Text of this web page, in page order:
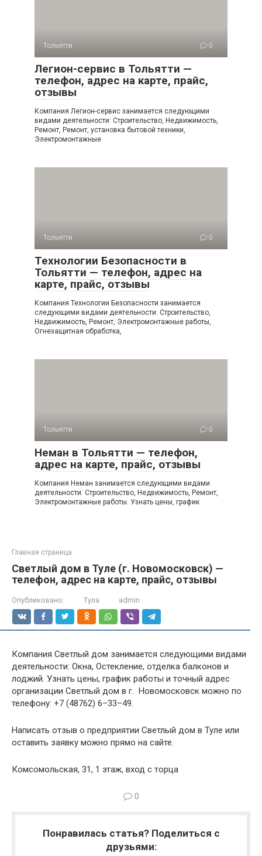
Тольятти 0
Легион-сервис в Тольятти —
телефон, адрес на карте, прайс,
отзывы
Компания Легион-сервис занимается следующими
видами деятельности: Строительство, Недвижимость,
Ремонт, Ремонт, установка бытовой техники,
Электромонтажные
Тольятти 0
Технологии Безопасности в
Тольятти — телефон, адрес на
карте, прайс, отзывы
Компания Технологии Безопасности занимается
следующими видами деятельности: Строительство,
Недвижимость, Ремонт, Электромонтажные работы,
Огнезащитная обработка,
Тольятти 0
Неман в Тольятти — телефон,
адрес на карте, прайс, отзывы
Компания Неман занимается следующими видами
деятельности: Строительство, Недвижимость, Ремонт,
Электромонтажные работы. Узнать цены, график
Главная страница
Светлый дом в Туле (г. Новомосковск) —
телефон, адрес на карте, прайс, отзывы
Опубликовано: Тула admin
Компания Светлый дом занимается следующими видами
деятельности: Окна, Остекление, отделка балконов и
лоджий. Узнать цены, график работы и точный адрес
организации Светлый дом в г. Новомосковск можно по
телефону: +7 (48762) 6–33–49.
Написать отзыв о предприятии Светлый дом в Туле или
оставить заявку можно прямо на сайте.
Комсомольская, 31, 1 этаж, вход с торца
0
Понравилась статья? Поделиться с
друзьями: